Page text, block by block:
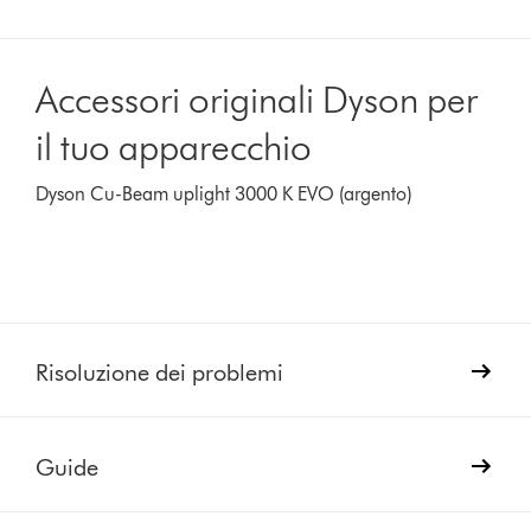
Accessori originali Dyson per
il tuo apparecchio
Dyson Cu-Beam uplight 3000 K EVO (argento)
Risoluzione dei problemi
Guide